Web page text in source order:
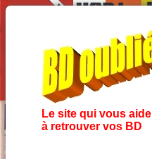
Le site qui vous aide
à retrouver vos BD